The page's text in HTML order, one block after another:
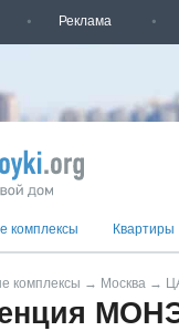
Реклама
комплексы Квартиры
комплексы → Москва →